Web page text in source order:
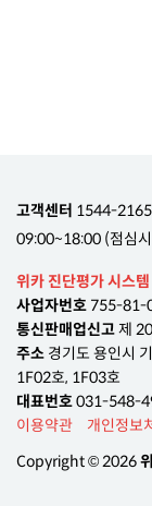
고객센터 1544-2165
09:00~18:00 (점심
위카 진단평가 시스템
사업자번호 755-81-
통신판매업신고제
주소 경기도 용인시
1F02호, 1F03호
대표번호031-548-
이용약관
개인정보
Copyright © 2026